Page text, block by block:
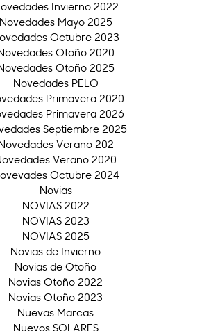
Invierno 2022
Novedades Mayo 2025
Octubre 2023
Otoño 2020
Otoño 2025
Novedades PELO
Primavera 2020
Primavera 2026
Septiembre 2025
Verano 202
Verano 2020
Octubre 2024
Novias
NOVIAS 2022
NOVIAS 2023
NOVIAS 2025
Novias de Invierno
Novias de Otoño
Novias Otoño 2022
Novias Otoño 2023
Nuevas Marcas
Nuevos SOLARES